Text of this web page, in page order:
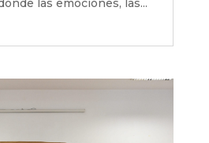
las emociones, las...